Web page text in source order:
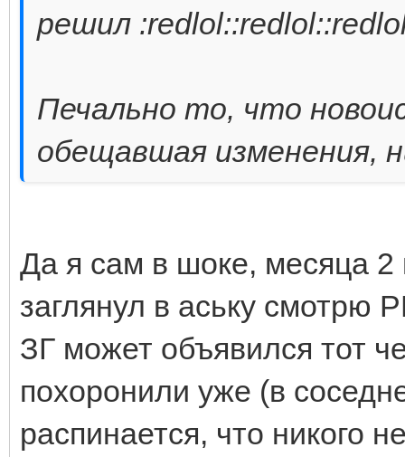
решил
Печально то, что
обещавшая изменения,
Да я сам в шоке, месяца 2
заглянул в аську смотрю
ЗГ может объявился тот
похоронили уже (в
распинается, что никого